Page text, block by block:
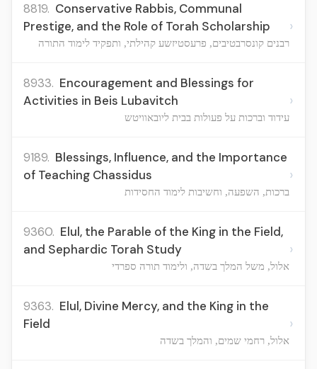
8819. Conservative Rabbis, Communal
Prestige, and the Role of Torah Scholarship
רבנים קונסרבטיבים, פרעסטיזשע קהילתי, ותפקיד לימוד התורה
›
8933. Encouragement and Blessings for
Activities in Beis Lubavitch
עידוד וברכות על פעולות בבית ליובאוויטש
›
9189. Blessings, Influence, and the Importance
of Teaching Chassidus
ברכות, השפעה, וחשיבות לימוד החסידות
›
9360. Elul, the Parable of the King in the Field,
and Sephardic Torah Study
אלול, משל המלך בשדה, ולימוד תורה ספרדי
›
9363. Elul, Divine Mercy, and the King in the
Field
אלול, רחמי שמים, והמלך בשדה
›